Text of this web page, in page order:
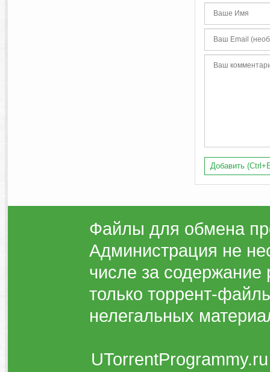
Добавить
Файлы для обмена
Администрация не
числе за
только торрент-
нелегальных
UTorrentProgrammy.ru